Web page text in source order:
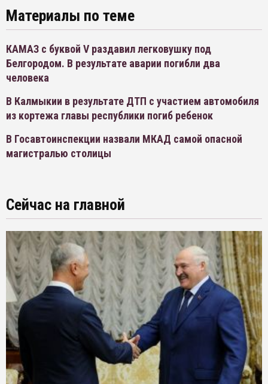
Материалы по теме
КАМАЗ с буквой V раздавил легковушку под
Белгородом. В результате аварии погибли два
человека
В Калмыкии в результате ДТП с участием автомобиля
из кортежа главы республики погиб ребенок
В Госавтоинспекции назвали МКАД самой опасной
магистралью столицы
Сейчас на главной